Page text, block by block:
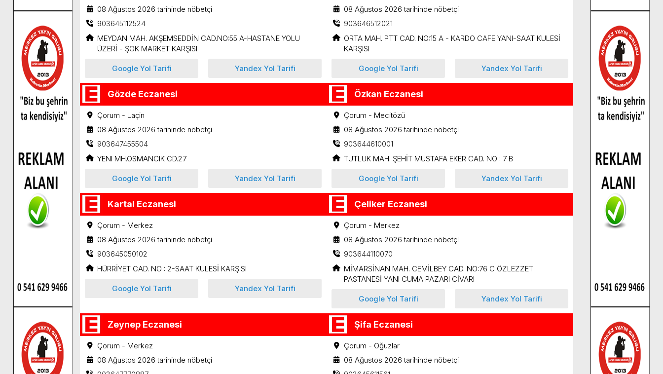
08 Ağustos 2026 tarihinde nöbetçi
903645112524
MEYDAN MAH. AKŞEMSEDDİN CAD.NO:55 A-HASTANE YOLU
ÜZERİ - ŞOK MARKET KARŞISI
Google Yol Tarifi Yandex Yol Tarifi
08 Ağustos 2026 tarihinde nöbetçi
903646512021
ORTA MAH. PTT CAD. NO:15 A - KARDO CAFE YANI-SAAT KULESİ
KARŞISI
Google Yol Tarifi Yandex Yol Tarifi
Gözde Eczanesi
Çorum - Laçin
08 Ağustos 2026 tarihinde nöbetçi
903647455504
YENI MH.OSMANCIK CD.27
Google Yol Tarifi Yandex Yol Tarifi
Özkan Eczanesi
Çorum - Mecitözü
08 Ağustos 2026 tarihinde nöbetçi
903644610001
TUTLUK MAH. ŞEHİT MUSTAFA EKER CAD. NO : 7 B
Google Yol Tarifi Yandex Yol Tarifi
Kartal Eczanesi
Çorum - Merkez
08 Ağustos 2026 tarihinde nöbetçi
903645050102
HÜRRİYET CAD. NO : 2-SAAT KULESİ KARŞISI
Google Yol Tarifi Yandex Yol Tarifi
Çeliker Eczanesi
Çorum - Merkez
08 Ağustos 2026 tarihinde nöbetçi
903644110070
MİMARSİNAN MAH. CEMİLBEY CAD. NO:76 C ÖZLEZZET
PASTANESİ YANI CUMA PAZARI CİVARI
Google Yol Tarifi Yandex Yol Tarifi
Zeynep Eczanesi
Çorum - Merkez
08 Ağustos 2026 tarihinde nöbetçi
Şifa Eczanesi
Çorum - Oğuzlar
08 Ağustos 2026 tarihinde nöbetçi